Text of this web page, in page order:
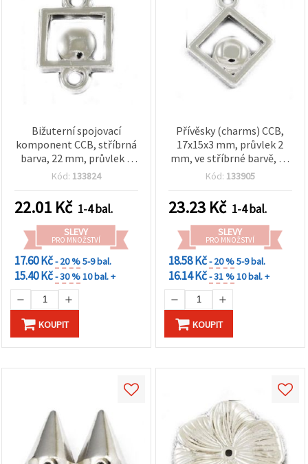
Bižuterní spojovací
komponent CCB, stříbrná
barva, 22 mm, průvlek 3
mm, 20 g (~32 ks)
Kód: 133824
22.01 Kč 1-4 bal.
SLEVY
PRO MNOŽSTVÍ
17.60 Kč- 20 %5-9 bal.
15.40 Kč- 30 %10 bal. +
KOUPIT
Přívěsky (charms) CCB,
17x15x3 mm, průvlek 2
mm, ve stříbrné barvě, 20
g (cca 84 ks)
Kód: 133905
23.23 Kč 1-4 bal.
SLEVY
PRO MNOŽSTVÍ
18.58 Kč- 20 %5-9 bal.
16.14 Kč- 31 %10 bal. +
KOUPIT